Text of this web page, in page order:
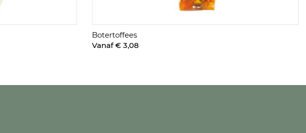
Botertoffees
Vanaf € 3,08